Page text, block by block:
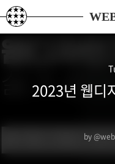
본문 바로가기
2023년 웹디
by